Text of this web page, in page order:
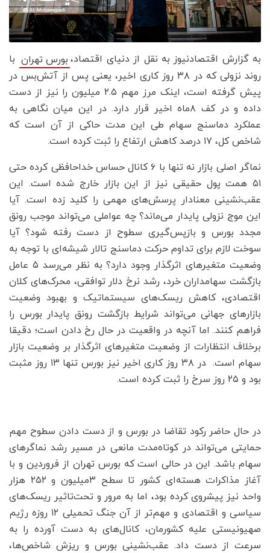
به گزارش اقتصادنیوز به نقل از دنیای اقتصاد، بورس تهران با
روند نزولی که در ۳۸ روز کاری اخیر، یعنی پس از آتش‌بس در
پیش گرفته است، اینک مرز مهم ۲.۵ میلیون را نیز از دست
داده و در کف ۸ماه اخیر قرار دارد. در این میان نگاهی به
عملکرد دماسنج سهام طی این مدت حاکی از آن است که
شاخص کل، ۱۷ درصد کاهش ارتفاع را ثبت کرده است.
نماگر اصلی بازار نه تنها با ۶ کانال حساس خداحافظی کرده حتی
۵۱ همت پول حقیقی نیز از این بازار خارج شده است. این
عقب‌نشینی معنادار پرسش‌های مهمی را کلید زده است. آیا
این موج نزولی پایدار می‌ماند؟ چه عواملی می‌تواند موجب رونق
مجدد بورس و بازپس‌گیری سطوح از دست رفته شود؟ آیا
سوخت لازم برای تداوم حرکت دماسنج تالار شیشه‌ای با توجه به
وضعیت متغیرهای اثرگذار وجود دارد؟ به نظر می‌رسد ۵ عامل
بازگشت سهامداران خرد، رشد نرخ دلار توافقی، محرک‌های کلان
اقتصادی، کاهش ریسک‌های سیستماتیک و بهبود وضعیت
بازارهای جهانی می‌تواند شرایط بازگشت رونق پایدار بورس را
فراهم کنند. اما آنچه در واقعیت در حال رخ دادن است؛ دقیقا
برخلاف انتظارات از وضعیت متغیرهای اثرگذار بر وضعیت بازار
سهام است. ‌ در ۳۸ روز کاری اخیر نیز بورس تنها ۱۳ روز مثبت
بود و ۲۵ روز سرخ را ثبت کرده است.
در حال حاضر رکود تقاضا در بورس و از دست دادن سطوح مهم
حمایتی می‌تواند در کوتاه‌مدت مانعی در مسیر رشد نماگرهای
سهام باشد. این در حالی است که بورس تهران از فروردین و با
آغاز مذاکرات هسته‌ای کشور تا سطح ۳‌میلیون و ۲۵۲ هزار
واحد نیز پیشروی کرده بود، اما به مرور و تحت‌تاثیر ریسک‌های
سیاسی و اقتصادی و مهم‌تر از آن جنگ تحمیلی ۱۲ روزه رژیم
صهیونیستی علیه کشورمان، کانال‌های به دست آورده را به
سرعت از دست داد. عقب‌نشینی بورس و ریزش شاخص‌ها،